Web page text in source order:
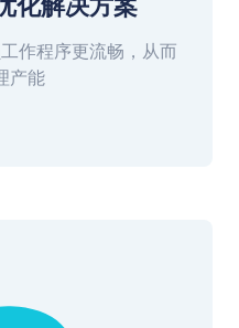
化解决方案
作程序更流畅，从而
产能